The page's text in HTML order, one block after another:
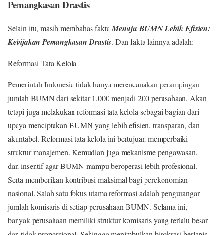
Pemangkasan Drastis
Selain itu, masih membahas faktaMenuju BUMN Lebih Efisien:
Kebijakan Pemangkasan Drastis. Dan fakta lainnya adalah:
Reformasi Tata Kelola
Pemerintah Indonesia tidak hanya merencanakan perampingan
jumlah BUMN dari sekitar 1.000 menjadi 200 perusahaan. Akan
tetapi juga melakukan reformasi tata kelola sebagai bagian dari
upaya menciptakan BUMN yang lebih efisien, transparan, dan
akuntabel. Reformasi tata kelola ini bertujuan memperbaiki
struktur manajemen. Kemudian juga mekanisme pengawasan,
dan insentif agar BUMN mampu beroperasi lebih profesional.
Serta memberikan kontribusi maksimal bagi perekonomian
nasional. Salah satu fokus utama reformasi adalah pengurangan
jumlah komisaris di setiap perusahaan BUMN. Selama ini,
banyak perusahaan memiliki struktur komisaris yang terlalu besar